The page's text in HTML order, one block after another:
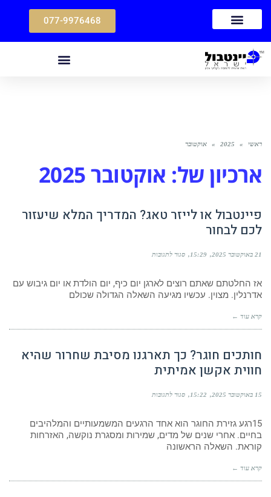
077-9976468
ראשי »
2025
» אוקטובר
ארכיון של: אוקטובר 2025
פיינטבול או לייזר טאג? המדריך המלא שיעזור
לכם לבחור
21 באוקטובר 2025 15:29 סגור לתגובות
אז החלטתם שאתם רוצים לארגן יום כיף, יום הולדת או יום גיבוש עם
אדרנלין. מצוין. עכשיו מגיעה השאלה הגדולה שכולם
קרא עוד ←
חותכים חוגר? כך תארגנו מסיבת שחרור שהיא
חווית אקשן אמיתית
15 באוקטובר 2025 15:22 סגור לתגובות
15רגע גזירת החוגר הוא אחד הרגעים המשמעותיים והמלהיבים
בחיים. אחרי שנים של מדים, שמירות ומסגרת נוקשה, האזרחות
קוראת. השאלה הראשונה
קרא עוד ←